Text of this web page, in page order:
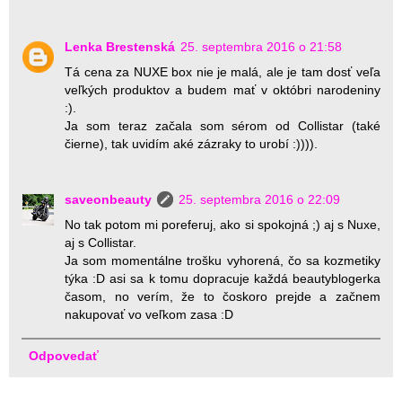
Lenka Brestenská 25. septembra 2016 o 21:58
Tá cena za NUXE box nie je malá, ale je tam dosť veľa
veľkých produktov a budem mať v októbri narodeniny
:).
Ja som teraz začala som sérom od Collistar (také
čierne), tak uvidím aké zázraky to urobí :)))).
saveonbeauty
25. septembra 2016 o 22:09
No tak potom mi poreferuj, ako si spokojná ;) aj s Nuxe,
aj s Collistar.
Ja som momentálne trošku vyhorená, čo sa kozmetiky
týka :D asi sa k tomu dopracuje každá beautyblogerka
časom, no verím, že to čoskoro prejde a začnem
nakupovať vo veľkom zasa :D
Odpovedať